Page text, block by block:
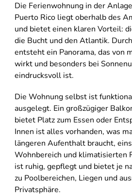
Die Ferienwohnung in der
Puerto Rico liegt oberhalb des
und bietet einen klaren Vorteil:
die Bucht und den Atlantik.
entsteht ein Panorama, das von
wirkt und besonders bei
eindrucksvoll ist.
Die Wohnung selbst ist
ausgelegt. Ein großzügiger
bietet Platz zum Essen oder
Innen ist alles vorhanden, was
längeren Aufenthalt braucht,
Wohnbereich und klimatisierten
ist ruhig, gepflegt und bietet je
zu Poolbereichen, Liegen und
Privatsphäre.